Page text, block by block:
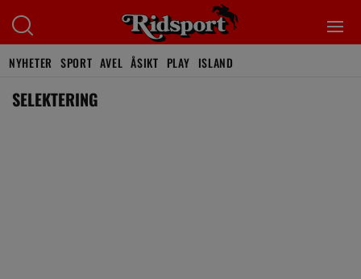
NYHETER SPORT AVEL ÅSIKT PLAY ISLAND
SELEKTERING